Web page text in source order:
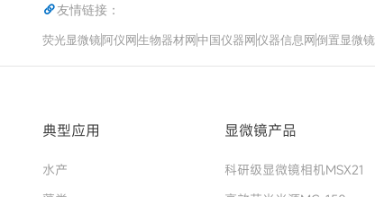
友情链接：
荧光显微镜 阿仪网 生物器材网 中国仪器网 仪器信息网 倒置显微镜
典型应用
水产
显微镜产品
科研级显微镜相机MSX21